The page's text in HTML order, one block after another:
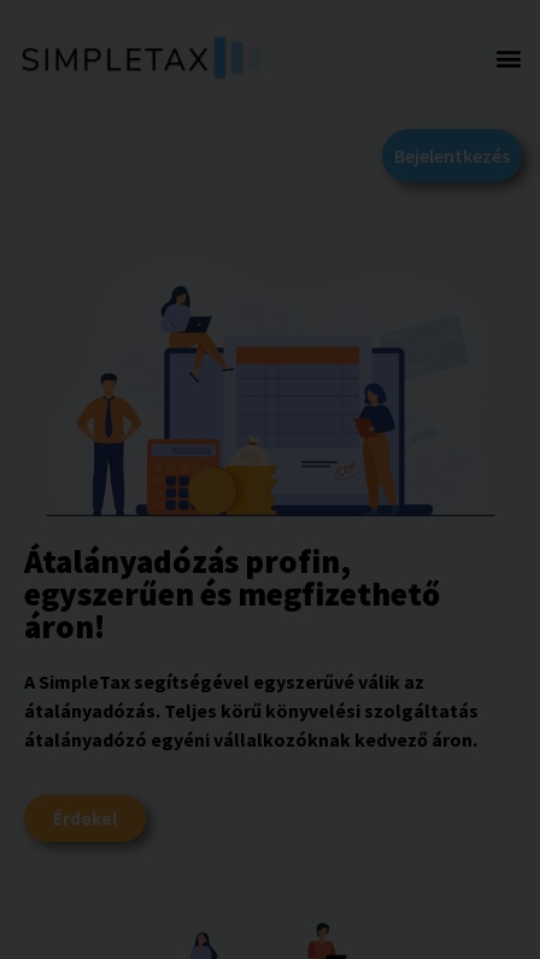
Bejelentkezés
Átalányadózás profin,
egyszerűen és megfizethető
áron!
A SimpleTax segítségével egyszerűvé válik az
átalányadózás. Teljes körű könyvelési szolgáltatás
átalányadózó egyéni vállalkozóknak kedvező áron.
Érdekel